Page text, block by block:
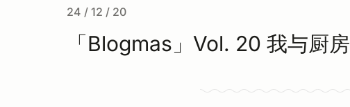
24 / 12 / 20
「Blogmas」Vol. 20 我与厨房